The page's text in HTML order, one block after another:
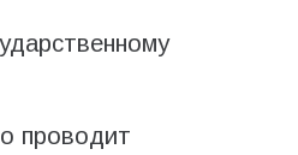
проводит